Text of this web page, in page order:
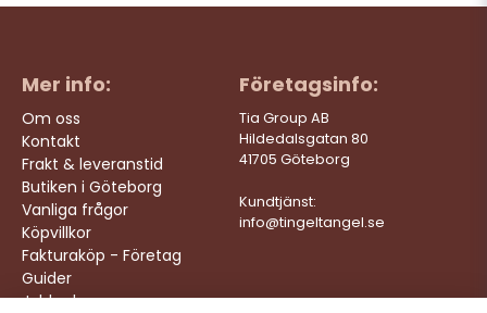
Maria frågadeför 1 år sedan
Butiken svarade
Du kan se en förhandsgranskning av din skylt när du
har lagt plaketet i varukorgen eller i kassan genom att
klicka på knappen "Förhandsgranskning".
Mohammad Portar frågade för 1 år sedan
Är det möjligt att skriva år 2025 vid sidan av bilden
Butiken svarade
Hej, tyvärr inte, men vi rekommenderar att man själv
Mer info:
Om oss
Kontakt
Frakt & leveranstid
Butiken i Göteborg
Vanliga frågor
Köpvillkor
Fakturaköp - Företag
Guider
Jobba hos oss
Företagsinfo:
Tia Group AB
Hildedalsgatan 80
41705 Göteborg
Kundtjänst:
info@tingeltangel.se